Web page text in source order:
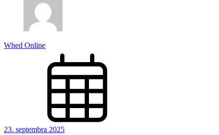
Whed Online
23. septembra 2025